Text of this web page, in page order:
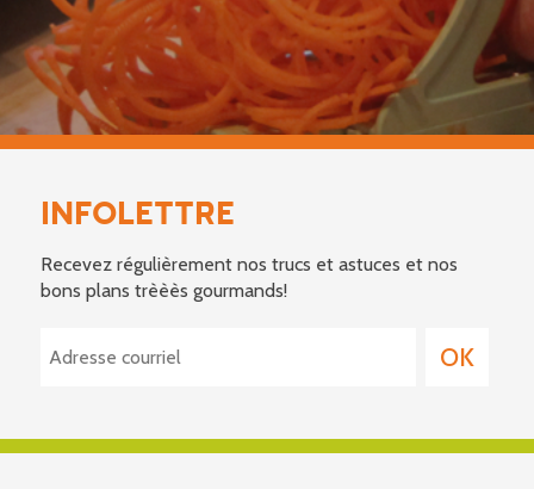
INFOLETTRE
Recevez régulièrement nos trucs et astuces et nos
bons plans trèèès gourmands!